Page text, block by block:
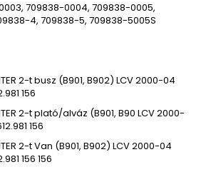
709838-0004, 709838-0005,
4, 709838-5, 709838-5005S
2-t busz (B901, B902) LCV2000-04
156
2-t plató/alváz (B901, B90 LCV2000-
156
2-t Van (B901, B902) LCV2000-04
156 156